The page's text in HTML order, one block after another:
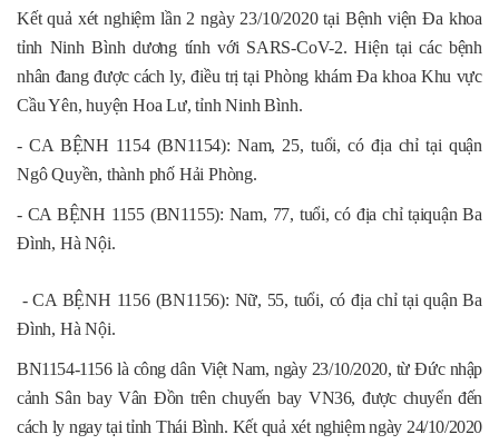
Kết quả xét nghiệm lần 2 ngày 23/10/2020 tại Bệnh viện Đa khoa
tỉnh Ninh Bình dương tính với SARS-CoV-2. Hiện tại các bệnh
nhân đang được cách ly, điều trị tại Phòng khám Đa khoa Khu vực
Cầu Yên, huyện Hoa Lư, tỉnh Ninh Bình.
- CA BỆNH 1154 (BN1154): Nam, 25, tuổi, có địa chỉ tại quận
Ngô Quyền, thành phố Hải Phòng.
- CA BỆNH 1155 (BN1155): Nam, 77, tuổi, có địa chỉ tạiquận Ba
Đình, Hà Nội.
- CA BỆNH 1156 (BN1156): Nữ, 55, tuổi, có địa chỉ tại quận Ba
Đình, Hà Nội.
BN1154-1156 là công dân Việt Nam, ngày 23/10/2020, từ Đức nhập
cảnh Sân bay Vân Đồn trên chuyến bay VN36, được chuyển đến
cách ly ngay tại tỉnh Thái Bình. Kết quả xét nghiệm ngày 24/10/2020